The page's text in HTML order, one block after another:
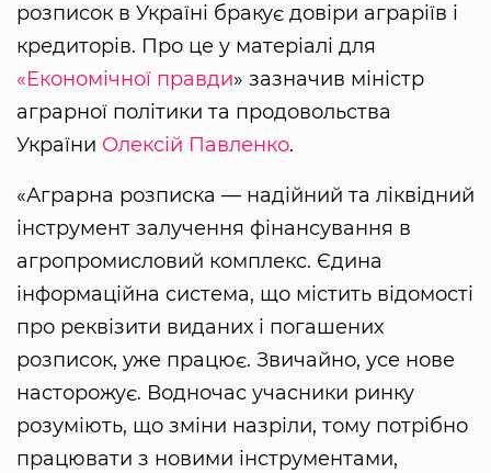
розписок в Україні бракує довіри аграріїв і
кредиторів. Про це у матеріалі для
«Економічної правди» зазначив міністр
аграрної політики та продовольства
України Олексій Павленко.
«Аграрна розписка — надійний та ліквідний
інструмент залучення фінансування в
агропромисловий комплекс. Єдина
інформаційна система, що містить відомості
про реквізити виданих і погашених
розписок, уже працює. Звичайно, усе нове
насторожує. Водночас учасники ринку
розуміють, що зміни назріли, тому потрібно
працювати з новими інструментами,